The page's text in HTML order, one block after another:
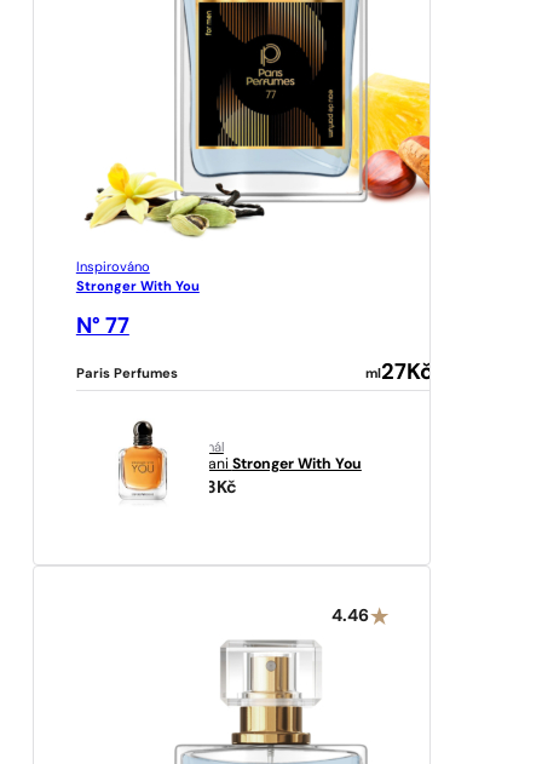
Inspirováno
Stronger With You
N° 77
Paris Perfumes ml 27Kč
originál
Armani Stronger With You
2313Kč
4.46